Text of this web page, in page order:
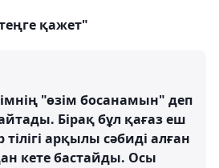
қажет"
"өзім босанамын" деп
Бірақ бұл қағаз еш
арқылы сәбиді алған
кете бастайды. Осы